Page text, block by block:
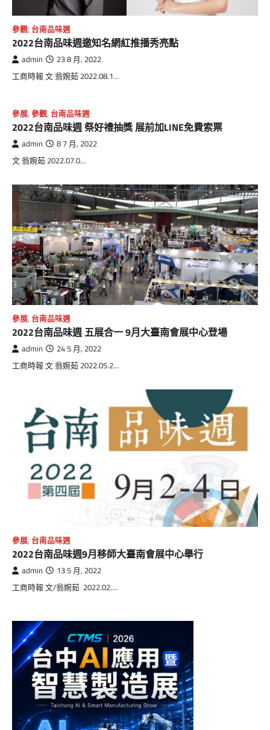
參觀, 台南品味週
2022台南品味週邀知名網紅推播秀亮點
admin 23 8 月, 2022
工商時報 文 翁婉茹 2022.08.1…
參展, 參觀, 台南品味週
2022台南品味週 祭好禮抽獎 展前加LINE免費索票
admin 8 7 月, 2022
文 翁婉茹 2022.07.0…
參展, 台南品味週
2022台南品味週 五展合一 9月大臺南會展中心登場
admin 24 5 月, 2022
工商時報 文 翁婉茹 2022.05.2…
參展, 台南品味週
2022台南品味週9月移師大臺南會展中心舉行
admin 13 5 月, 2022
工商時報 文/翁婉茹 2022.02.…